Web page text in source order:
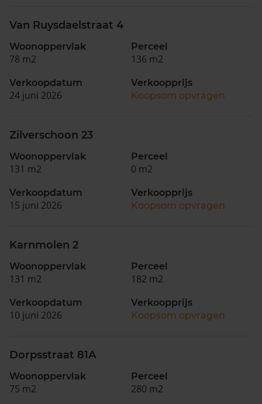
Van Ruysdaelstraat 4
Woonoppervlak
78 m2
Perceel
136 m2
Verkoopdatum
24 juni 2026
Verkoopprijs
Koopsom opvragen
Zilverschoon 23
Woonoppervlak
131 m2
Perceel
0 m2
Verkoopdatum
15 juni 2026
Verkoopprijs
Koopsom opvragen
Karnmolen 2
Woonoppervlak
131 m2
Perceel
182 m2
Verkoopdatum
10 juni 2026
Verkoopprijs
Koopsom opvragen
Dorpsstraat 81A
Woonoppervlak
75 m2
Perceel
280 m2